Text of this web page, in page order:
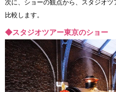
次に、ショーの観点から、スタジオ
比較します。
◆スタジオツアー東京のショー